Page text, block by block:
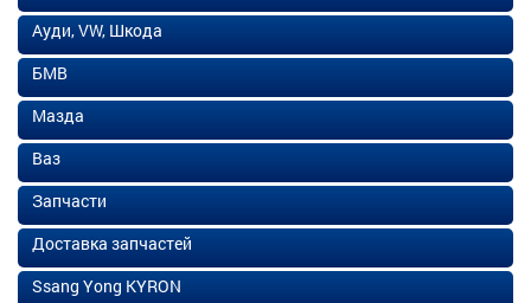
Ауди, VW, Шкода
БМВ
Мазда
Ваз
Запчасти
Доставка запчастей
Ssang Yong KYRON